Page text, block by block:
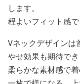
します。
程よいフィット感
Vネックデザインは
やせ効果も期待でき
柔らかな素材感で着